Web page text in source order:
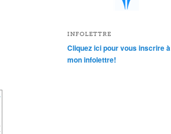
INFOLETTRE
Cliquez ici pour vous inscrire à
mon infolettre!